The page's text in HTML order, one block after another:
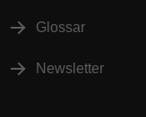
Glossar
Newsletter